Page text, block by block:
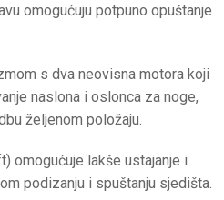
omogućuju potpuno opuštanje
s dva neovisna motora koji
naslona i oslonca za noge,
željenom položaju.
omogućuje lakše ustajanje i
podizanju i spuštanju sjedišta.